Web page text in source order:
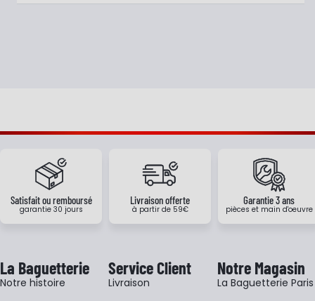
Satisfait ou remboursé
garantie 30 jours
Livraison offerte
à partir de 59€
Garantie 3 ans
pièces et main d'oeuvre
La Baguetterie
Notre histoire
Service Client
Livraison
Notre Magasin
La Baguetterie Paris